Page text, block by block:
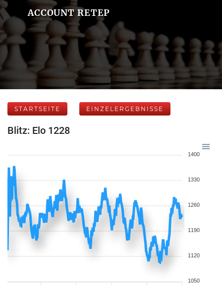
ACCOUNT RETEP
STARTSEITE EINZELERGEBNISSE
Blitz: Elo 1228
1400
1330
1260
1190
1120
1050